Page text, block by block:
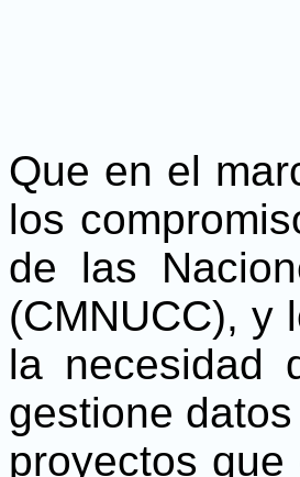
Que en el
los
de las
(CMNUCC), y
la necesidad
gestione
proyectos